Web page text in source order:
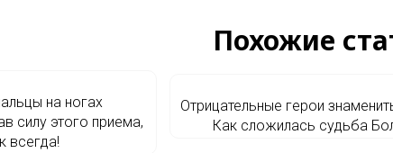
Похожие
на ногах
силу этого приема,
всегда!
Отрицательные герои
Как сложилась судьба